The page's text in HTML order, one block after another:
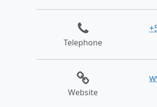
Telephone
Website